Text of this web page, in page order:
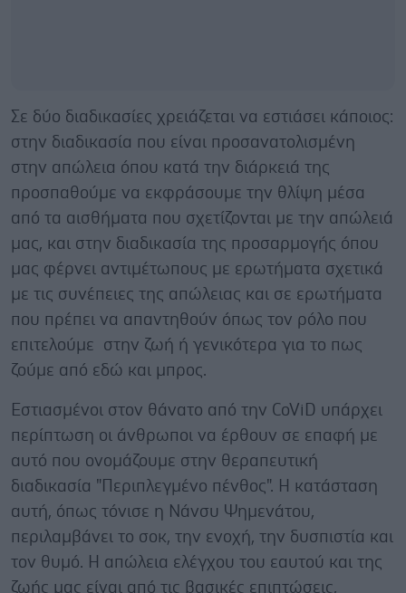
Σε δύο διαδικασίες χρειάζεται να εστιάσει κάποιος:
στην διαδικασία που είναι προσανατολισμένη
στην απώλεια όπου κατά την διάρκειά της
προσπαθούμε να εκφράσουμε την θλίψη μέσα
από τα αισθήματα που σχετίζονται με την απώλειά
μας, και στην διαδικασία της προσαρμογής όπου
μας φέρνει αντιμέτωπους με ερωτήματα σχετικά
με τις συνέπειες της απώλειας και σε ερωτήματα
που πρέπει να απαντηθούν όπως τον ρόλο που
επιτελούμε στην ζωή ή γενικότερα για το πως
ζούμε από εδώ και μπρος.
Εστιασμένοι στον θάνατο από την CoViD υπάρχει
περίπτωση οι άνθρωποι να έρθουν σε επαφή με
αυτό που ονομάζουμε στην θεραπευτική
διαδικασία "Περιπλεγμένο πένθος". Η κατάσταση
αυτή, όπως τόνισε η Νάνσυ Ψημενάτου,
περιλαμβάνει το σοκ, την ενοχή, την δυσπιστία και
τον θυμό. Η απώλεια ελέγχου του εαυτού και της
ζωής μας είναι από τις βασικές επιπτώσεις,